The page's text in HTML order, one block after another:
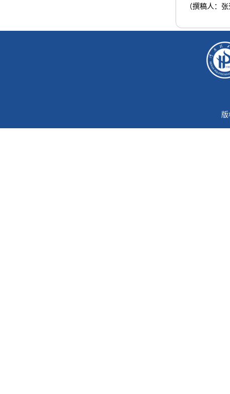
（撰稿人：